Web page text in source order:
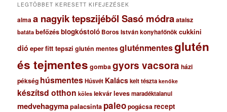
LEGTÖBBET KERESETT KIFEJEZÉSEK
almaa nagyik tepszijéből Sasó módraataisz
batáta befőzésblogkóstoló Boros István konyhafőnökcukkini
dió eperfitt tepszi glutén mentesgluténmentesglutén
és tejmentes gombagyors vacsora házi
pékség húsmentesHúsvét Kalácskelt tészta kenőke
készítsd otthon köles lekvárlevesmaradéktalanul
medvehagymapalacsinta paleopogácsa recept